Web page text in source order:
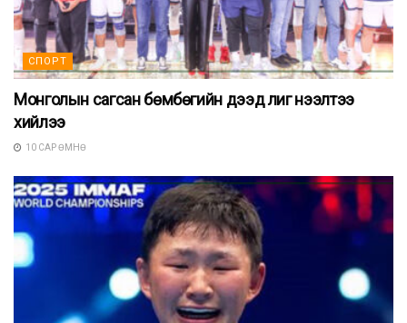
СПОРТ
Монголын сагсан бөмбөгийн дээд лиг нээлтээ
хийлээ
10 САР ӨМНӨ